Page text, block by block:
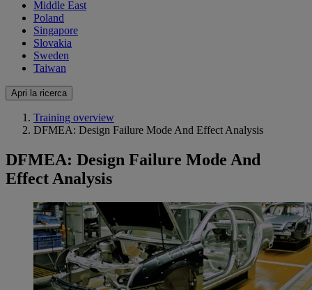
Middle East
Poland
Singapore
Slovakia
Sweden
Taiwan
Apri la ricerca
Training overview
DFMEA: Design Failure Mode And Effect Analysis
DFMEA: Design Failure Mode And
Effect Analysis